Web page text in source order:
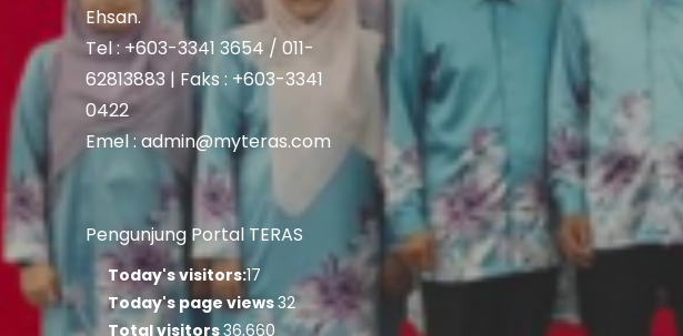
Ehsan.
Tel : +603-3341 3654 / 011-
62813883 | Faks : +603-3341
0422
Emel : admin@myteras.com
Pengunjung Portal TERAS
Today's visitors:17
Today's page views32
Total visitors36,660